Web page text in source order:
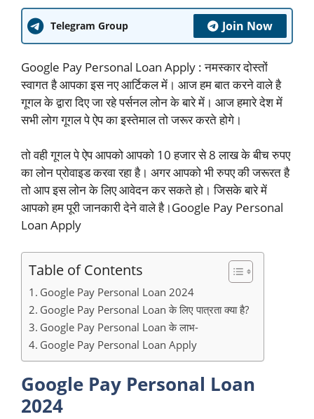
Telegram Group Join Now
Google Pay Personal Loan Apply : नमस्कार दोस्तों
स्वागत है आपका इस नए आर्टिकल में। आज हम बात करने वाले है
गूगल के द्वारा दिए जा रहे पर्सनल लोन के बारे में। आज हमारे देश में
सभी लोग गूगल पे ऐप का इस्तेमाल तो जरूर करते होगे।
तो वही गूगल पे ऐप आपको आपको 10 हजार से 8 लाख के बीच रुपए
का लोन प्रोवाइड करवा रहा है। अगर आपको भी रुपए की जरूरत है
तो आप इस लोन के लिए आवेदन कर सकते हो। जिसके बारे में
आपको हम पूरी जानकारी देने वाले है।Google Pay Personal
Loan Apply
Table of Contents
Google Pay Personal Loan 2024
Google Pay Personal Loan के लिए पात्रता क्या है?
Google Pay Personal Loan के लाभ-
Google Pay Personal Loan Apply
Google Pay Personal Loan
2024